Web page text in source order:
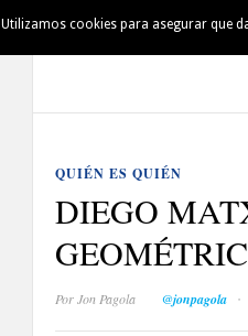
AUSKALO DENBORAPASA
QUIÉN ES QUIÉN
DIEGO
PorJon Pagola @jonpagola ·
Utilizamos cookies para asegurar que